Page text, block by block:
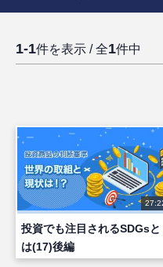
1-1件を表示 / 全1件中
投資でも注目されるSDGsと
は(17)後編